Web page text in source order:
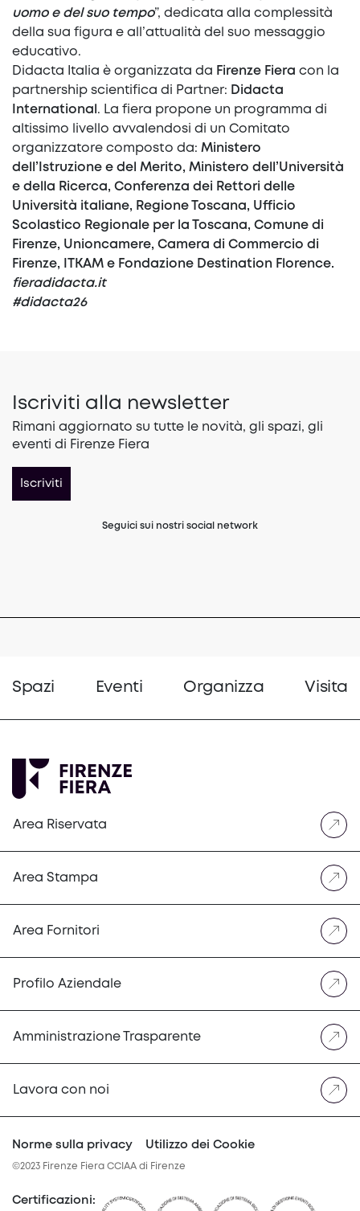
uomo e del suo tempo”, dedicata alla complessità
della sua figura e all’attualità del suo messaggio
educativo.
Didacta Italia è organizzata da Firenze Fiera con la
partnership scientifica di Partner: Didacta
International . La fiera propone un programma di
altissimo livello avvalendosi di un Comitato
organizzatore composto da: Ministero
dell’Istruzione e del Merito, Ministero dell’Università
e della Ricerca, Conferenza dei Rettori delle
Università italiane, Regione Toscana, Ufficio
Scolastico Regionale per la Toscana, Comune di
Firenze, Unioncamere, Camera di Commercio di
Firenze, ITKAM e Fondazione Destination Florence.
fieradidacta.it
#didacta26
Iscriviti alla newsletter
Rimani aggiornato su tutte le novità, gli spazi, gli
eventi di Firenze Fiera
Iscriviti
Seguici sui nostri social network
Spazi Eventi Organizza Visita
Area Riservata
Area Stampa
Area Fornitori
Profilo Aziendale
Amministrazione Trasparente
Lavora con noi
Norme sulla privacy Utilizzo dei Cookie
©2023 Firenze Fiera CCIAA di Firenze
Certificazioni: